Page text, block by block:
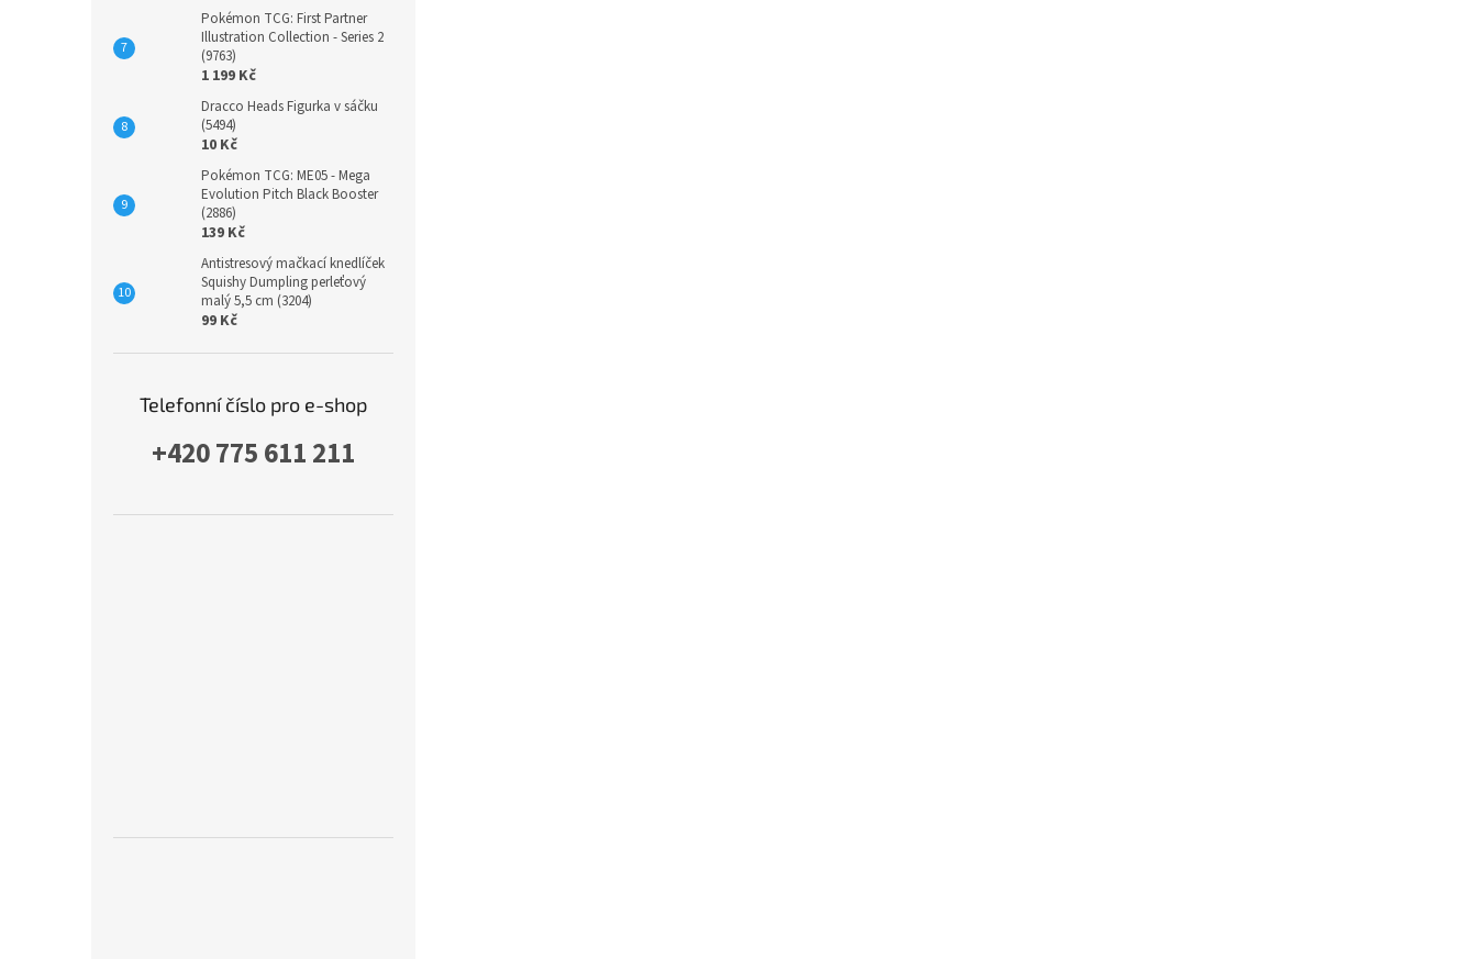
Pokémon TCG: First Partner
Illustration Collection - Series 2
(9763)
1 199 Kč
Dracco Heads Figurka v sáčku
(5494)
10 Kč
Pokémon TCG: ME05 - Mega
Evolution Pitch Black Booster
(2886)
139 Kč
Antistresový mačkací knedlíček
Squishy Dumpling perleťový
malý 5,5 cm (3204)
99 Kč
Telefonní číslo pro e-shop
+420 775 611 211